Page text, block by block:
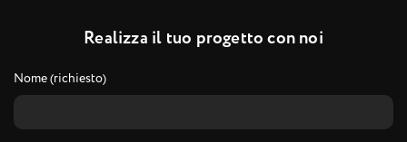
Realizza il tuo progettoconnoi
Nome (richiesto)